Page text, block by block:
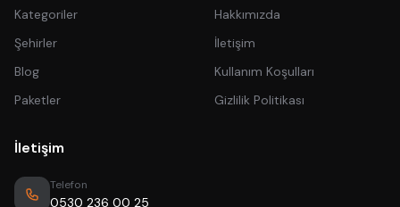
Kategoriler
Şehirler
Blog
Paketler
Hakkımızda
İletişim
Kullanım Koşulları
Gizlilik Politikası
İletişim
Telefon
0530 236 00 25